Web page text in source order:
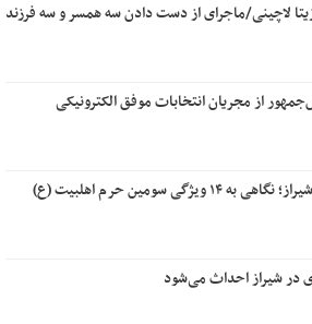
لاچینی/ماجرای از دست دادن سه همسر و سه فرزند
از مجریان انتخابات موفق الکترونیکی
۱۴ ویژگی سومین حرم اهلبیت (ع)
در شیراز احداث می‌شود